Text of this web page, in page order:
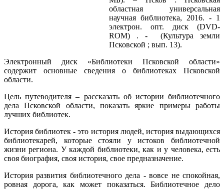
областная универсальная
научная библиотека, 2016. - 1
электрон. опт. диск (DVD-
ROM) . - (Культура земли
Псковской ; вып. 13).
Электронный диск «Библиотеки Псковской области»
содержит основные сведения о библиотеках Псковской
области.
Цель путеводителя – рассказать об истории библиотечного
дела Псковской области, показать яркие примеры работы
лучших библиотек.
История библиотек - это история людей, история выдающихся
библиотекарей, которые стояли у истоков библиотечной
жизни региона. У каждой библиотеки, как и у человека, есть
своя биография, своя история, свое предназначение.
История развития библиотечного дела - вовсе не спокойная,
ровная дорога, как может показаться. Библиотечное дело